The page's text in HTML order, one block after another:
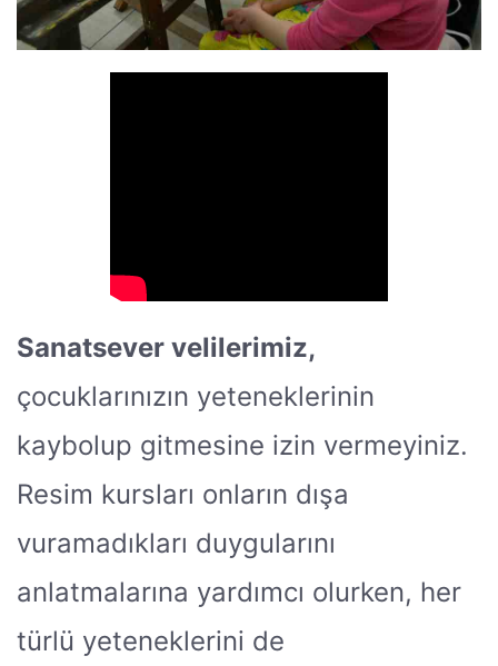
Sanatsever velilerimiz,
çocuklarınızın yeteneklerinin
kaybolup gitmesine izin vermeyiniz.
Resim kursları onların dışa
vuramadıkları duygularını
anlatmalarına yardımcı olurken, her
türlü yeteneklerini de